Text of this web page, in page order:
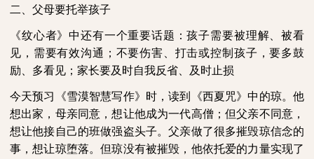
二、父母要托举孩子
《纹心者》中还有一个重要话题：孩子需要被理解、被看
见，需要有效沟通；不要伤害、打击或控制孩子，要多鼓
励、多看见；家长要及时自我反省、及时止损
今天预习《雪漠智慧写作》时，读到《西夏咒》中的琼。他
想出家，母亲同意，想让他成为一代高僧；但父亲不同意，
想让他接自己的班做强盗头子。父亲做了很多摧毁琼信念的
事，想让琼堕落。但琼没有被摧毁，他依托爱的力量实现了